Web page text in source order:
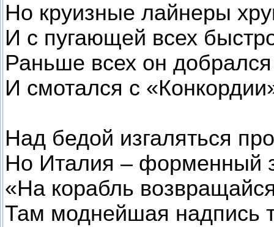
Но круизные лайнеры
И с пугающей всех
Раньше всех он
И смотался с
Над бедой изгаляться
Но Италия – форменный
«На корабль
Там моднейшая надпись